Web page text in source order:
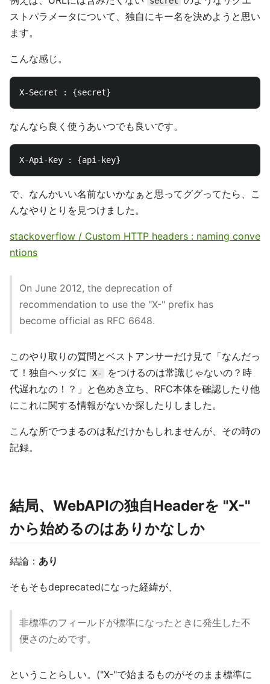
ストパラメータについて、独自にキー名を決めようと思い
ます。
こんな感じ。
なんなら良く使うあいつでも良いです。
で、なんかいい名前ないかなぁと思ってググってたら、こ
んなやりとりを見つけました。
stackoverflow / Custom HTTP headers : naming conve
ntions
On June 2012, the deprecation of
recommendation to use the "X-" prefix has
become official as RFC 6648.
このやり取りの質問とベストアンサーだけ見て「なんだっ
て！独自ヘッダに
X-
をつけるのは常識じゃないの？時
代遅れなの！？」と色めき立ち、RFC本体を確認したり他
にこれに関する情報がないか探したりしました。
こんな所でつまるのは私だけかもしれませんが、その時の
記録。
結局、WebAPIの独自Headerを "X-"
から始めるのはありかなしか
結論： あり
そもそもdeprecatedになった経緯が、
非標準のフィールドが標準になったときに発生した不
便さのためです。
ということらしい。("X-"で始まるものがそのまま標準に